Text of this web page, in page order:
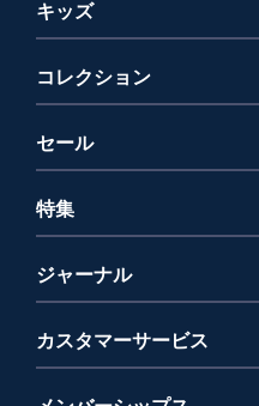
キッズ
コレクション
セール
特集
ジャーナル
カスタマーサービス